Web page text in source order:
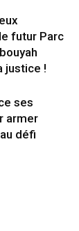
futur Parc
justice !
ses
armer
défi